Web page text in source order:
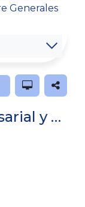
Generales
Arquitectura Empresarial y Arquitectura de Software Generales